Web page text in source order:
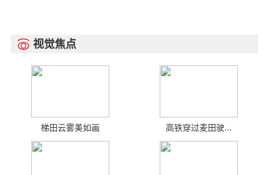
 视觉焦点
梯田云雾美如画 高铁穿过麦田驶...